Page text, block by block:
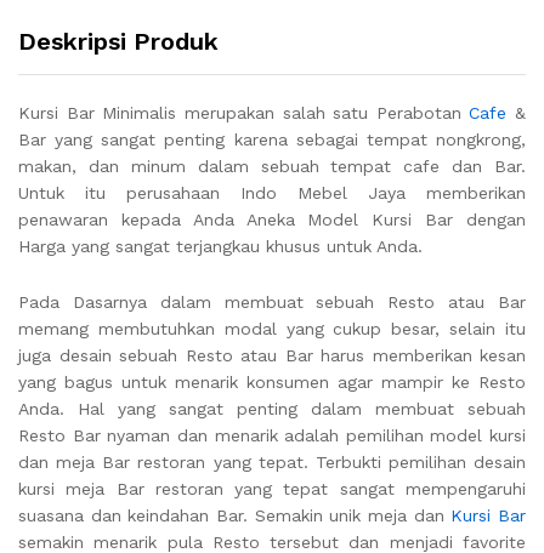
Deskripsi Produk
Kursi Bar Minimalis merupakan salah satu PerabotanCafe &
Bar yang sangat penting karena sebagai tempat nongkrong,
makan, dan minum dalam sebuah tempat cafe dan Bar.
Untuk itu perusahaan Indo Mebel Jaya memberikan
penawaran kepada Anda Aneka Model Kursi Bar dengan
Harga yang sangat terjangkau khusus untuk Anda.
Pada Dasarnya dalam membuat sebuah Resto atau Bar
memang membutuhkan modal yang cukup besar, selain itu
juga desain sebuah Resto atau Bar harus memberikan kesan
yang bagus untuk menarik konsumen agar mampir ke Resto
Anda. Hal yang sangat penting dalam membuat sebuah
Resto Bar nyaman dan menarik adalah pemilihan model kursi
dan meja Bar restoran yang tepat. Terbukti pemilihan desain
kursi meja Bar restoran yang tepat sangat mempengaruhi
suasana dan keindahan Bar. Semakin unik meja dan Kursi Bar
semakin menarik pula Resto tersebut dan menjadi favorite